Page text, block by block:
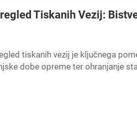
Tiskanih Vezij:
tiskanih vezij je ključnega
dobe opreme ter ohranjanje
naprav. Ti natančni instrumenti